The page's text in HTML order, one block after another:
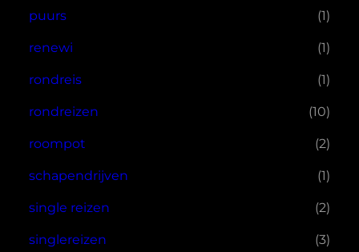
puurs (1)
renewi (1)
rondreis (1)
rondreizen (10)
roompot (2)
schapendrijven (1)
single reizen (2)
singlereizen (3)